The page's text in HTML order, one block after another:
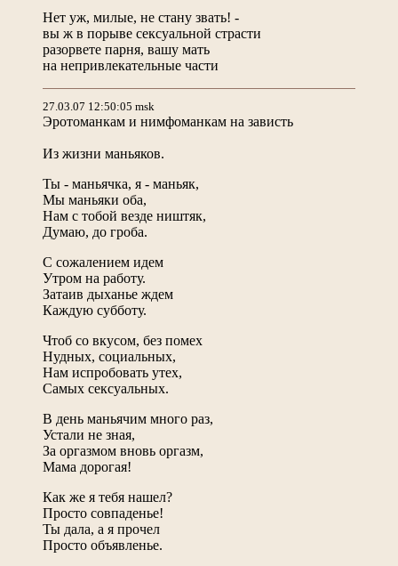
Нет уж, милые, не стану звать! -
вы ж в порыве сексуальной страсти
разорвете парня, вашу мать
на непривлекательные части
27.03.07 12:50:05 msk
Эротоманкам и нимфоманкам на зависть
Из жизни маньяков.
Ты - маньячка, я - маньяк,
Мы маньяки оба,
Нам с тобой везде ништяк,
Думаю, до гроба.
С сожалением идем
Утром на работу.
Затаив дыханье ждем
Каждую субботу.
Чтоб со вкусом, без помех
Нудных, социальных,
Нам испробовать утех,
Самых сексуальных.
В день маньячим много раз,
Устали не зная,
За оргазмом вновь оргазм,
Мама дорогая!
Как же я тебя нашел?
Просто совпаденье!
Ты дала, а я прочел
Просто объявленье.